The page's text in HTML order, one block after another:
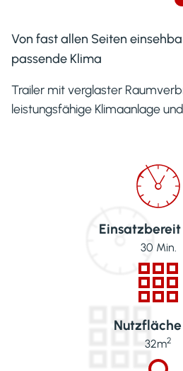
Von fast allen Seiten
passende Klima
Trailer mit verglaster
leistungsfähige Klimaanlage
30 Min.
32m2